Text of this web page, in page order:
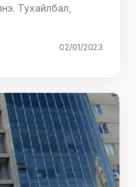
Тухайлбал,
02/01/2023